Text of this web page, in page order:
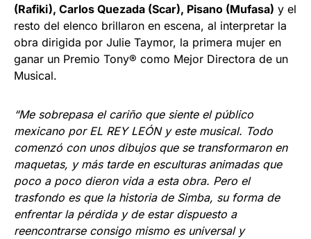
(Rafiki), Carlos Quezada (Scar), Pisano (Mufasa) y el
resto del elenco brillaron en escena, al interpretar la
obra dirigida por Julie Taymor, la primera mujer en
ganar un Premio Tony® como Mejor Directora de un
Musical.
“Me sobrepasa el cariño que siente el público
mexicano por EL REY LEÓN y este musical. Todo
comenzó con unos dibujos que se transformaron en
maquetas, y más tarde en esculturas animadas que
poco a poco dieron vida a esta obra. Pero el
trasfondo es que la historia de Simba, su forma de
enfrentar la pérdida y de estar dispuesto a
reencontrarse consigo mismo es universal y